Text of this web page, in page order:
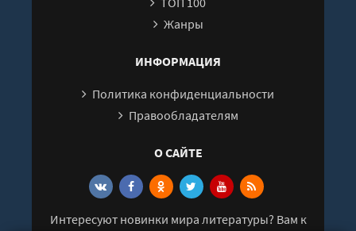
Жанры
ИНФОРМАЦИЯ
Политика конфиденциальности
Правообладателям
О САЙТЕ
Интересуют новинки мира литературы? Вам к